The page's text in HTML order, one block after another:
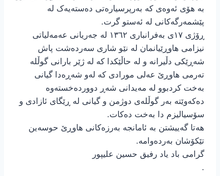
بە هۆی ئەوەی کە بەرپرسیارەتی دەستەیەک لە
پێشمەرگەکانی لە ئەستو گرت.
ڕۆژی ١٧ی بەفرانباری ١٣٦٢ لە جەریانی عەمەلیاتی
نیزامی هاوڕێیانمان لە نێو شاری سەردەشت پاش
شەڕێکی دڵیرانە و لە حاڵێکدا کە لە ژێر بارانی گوڵلە
تەرمی هاوڕێ عەلی مورادی کە لەو شەڕەدا گیانی
بەخت کردبوو لە مەیدانی شەڕ دووردەخستەوە
دەکەوێتە بەر گوڵلەی دوژمن و گیانی لە ڕێگای ئازادی و
سۆسیالیزم دا بەخت دەکات.
هەتا گەییشتن بە ئامانجە بەرزەکانی هاوڕێ حوسەین
تێکۆشان بەردەوامە.
گرامی باد یاد رفیق حسین علیپور
.